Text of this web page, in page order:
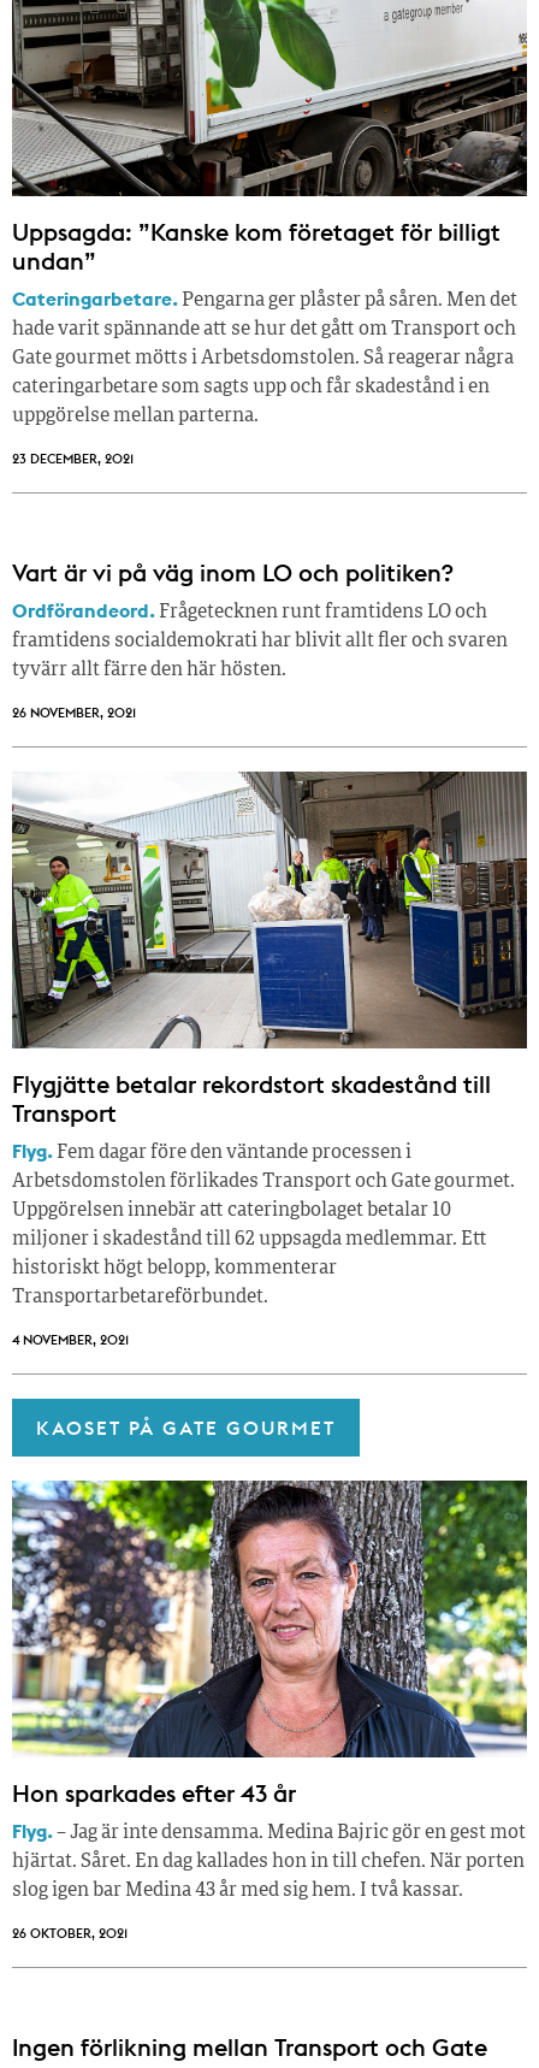
Uppsagda: ”Kanske kom företaget för billigt
undan”
Cateringarbetare. Pengarna ger plåster på såren. Men det
hade varit spännande att se hur det gått om Transport och
Gate gourmet mötts i Arbetsdomstolen. Så reagerar några
cateringarbetare som sagts upp och får skadestånd i en
uppgörelse mellan parterna.
23 DECEMBER, 2021
Vart är vi på väg inom LO och politiken?
Ordförandeord. Frågetecknen runt framtidens LO och
framtidens socialdemokrati har blivit allt fler och svaren
tyvärr allt färre den här hösten.
26 NOVEMBER, 2021
Flygjätte betalar rekordstort skadestånd till
Transport
Flyg. Fem dagar före den väntande processen i
Arbetsdomstolen förlikades Transport och Gate gourmet.
Uppgörelsen innebär att cateringbolaget betalar 10
miljoner i skadestånd till 62 uppsagda medlemmar. Ett
historiskt högt belopp, kommenterar
Transportarbetareförbundet.
4 NOVEMBER, 2021
KAOSET PÅ GATE GOURMET
Hon sparkades efter 43 år
Flyg.– Jag är inte densamma. Medina Bajric gör en gest mot
hjärtat. Såret. En dag kallades hon in till chefen. När porten
slog igen bar Medina 43 år med sig hem. I två kassar.
26 OKTOBER, 2021
Ingen förlikning mellan Transport och Gate